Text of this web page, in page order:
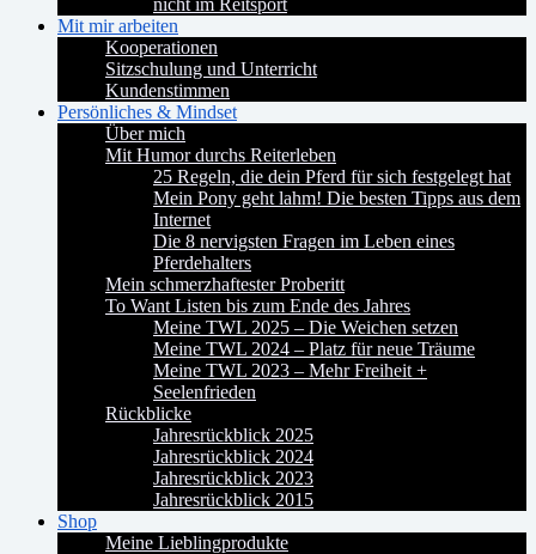
nicht im Reitsport
Mit mir arbeiten
Kooperationen
Sitzschulung und Unterricht
Kundenstimmen
Persönliches & Mindset
Über mich
Mit Humor durchs Reiterleben
25 Regeln, die dein Pferd für sich festgelegt hat
Mein Pony geht lahm! Die besten Tipps aus dem
Internet
Die 8 nervigsten Fragen im Leben eines
Pferdehalters
Mein schmerzhaftester Proberitt
To Want Listen bis zum Ende des Jahres
Meine TWL 2025 – Die Weichen setzen
Meine TWL 2024 – Platz für neue Träume
Meine TWL 2023 – Mehr Freiheit +
Seelenfrieden
Rückblicke
Jahresrückblick 2025
Jahresrückblick 2024
Jahresrückblick 2023
Jahresrückblick 2015
Shop
Meine Lieblingprodukte